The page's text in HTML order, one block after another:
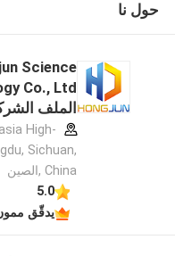
حول نا
Science
الملف
High-
Sichuan,
China ,الصين
5.0
يدقّق